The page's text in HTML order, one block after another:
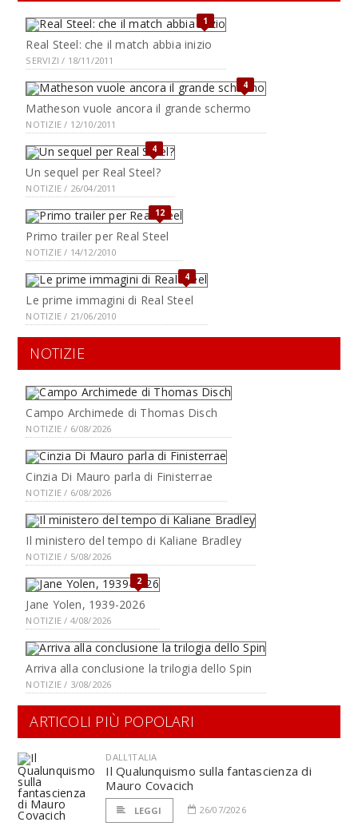
1
Real Steel: che il match abbia inizio
SERVIZI / 18/11/2011
4
Matheson vuole ancora il grande schermo
NOTIZIE / 12/10/2011
4
Un sequel per Real Steel?
NOTIZIE / 26/04/2011
12
Primo trailer per Real Steel
NOTIZIE / 14/12/2010
4
Le prime immagini di Real Steel
NOTIZIE / 21/06/2010
NOTIZIE
Campo Archimede di Thomas Disch
NOTIZIE / 6/08/2026
Cinzia Di Mauro parla di Finisterrae
NOTIZIE / 6/08/2026
Il ministero del tempo di Kaliane Bradley
NOTIZIE / 5/08/2026
2
Jane Yolen, 1939-2026
NOTIZIE / 4/08/2026
Arriva alla conclusione la trilogia dello Spin
NOTIZIE / 3/08/2026
ARTICOLI PIÙ POPOLARI
DALL'ITALIA
Il Qualunquismo sulla fantascienza di
Mauro Covacich
LEGGI 26/07/2026